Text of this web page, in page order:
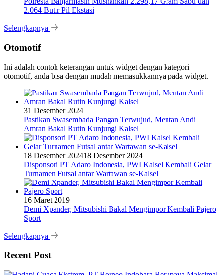
2.064 Butir Pil Ekstasi
Selengkapnya
Otomotif
Ini adalah contoh keterangan untuk widget dengan kategori
otomotif, anda bisa dengan mudah memasukkannya pada widget.
31 Desember 2024
Pastikan Swasembada Pangan Terwujud, Mentan Andi
Amran Bakal Rutin Kunjungi Kalsel
18 Desember 202418 Desember 2024
Disponsori PT Adaro Indonesia, PWI Kalsel Kembali Gelar
Turnamen Futsal antar Wartawan se-Kalsel
16 Maret 2019
Demi Xpander, Mitsubishi Bakal Mengimpor Kembali Pajero
Sport
Selengkapnya
Recent Post